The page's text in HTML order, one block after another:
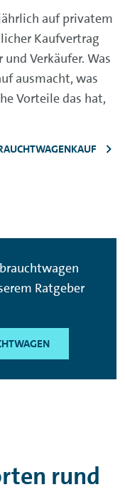
auf privatem
Kaufvertrag
Verkäufer. Was
ausmacht, was
Vorteile das hat,
Ratgeber
rund